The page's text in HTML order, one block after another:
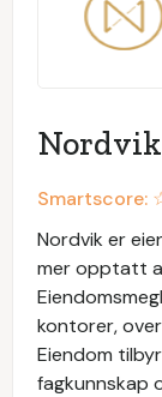
Smartscore:
Nordvik er
mer opptatt
kontorer,
Eiendom
fagkunnskap